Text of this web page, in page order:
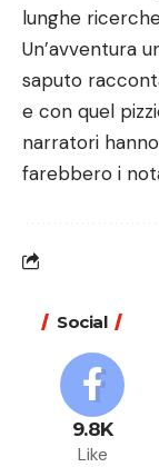
lunghe
Un’avventura
saputo
e con quel
narratori
farebbero i
Social
9.8K
Like